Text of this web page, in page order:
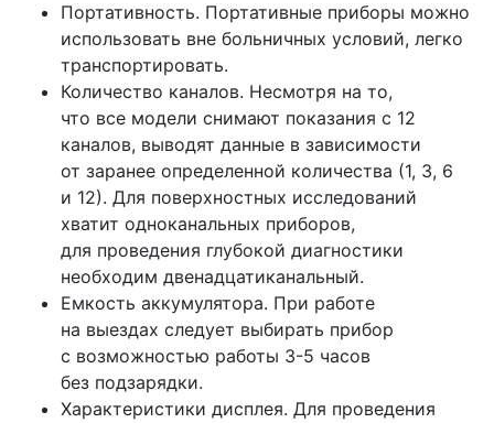
Портативность. Портативные приборы можно
использовать вне больничных условий, легко
транспортировать.
Количество каналов. Несмотря на то,
что все модели снимают показания с 12
каналов, выводят данные в зависимости
от заранее определенной количества (1, 3, 6
и 12). Для поверхностных исследований
хватит одноканальных приборов,
для проведения глубокой диагностики
необходим двенадцатиканальный.
Емкость аккумулятора. При работе
на выездах следует выбирать прибор
с возможностью работы 3-5 часов
без подзарядки.
Характеристики дисплея. Для проведения